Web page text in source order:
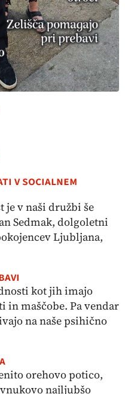
v socialnem
je v naši družbi še
Sedmak, dolgoletni
Ljubljana,
kot jih imajo
maščobe. Pa vendar
na naše psihično
orehovo potico,
najljubšo